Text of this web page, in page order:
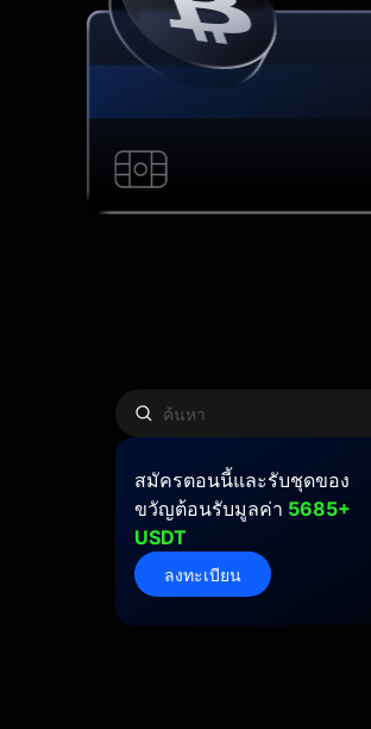
สมัครตอนนี้และรับชุดของ
ขวัญต้อนรับมูลค่า 5685+
USDT
ลงทะเบียน